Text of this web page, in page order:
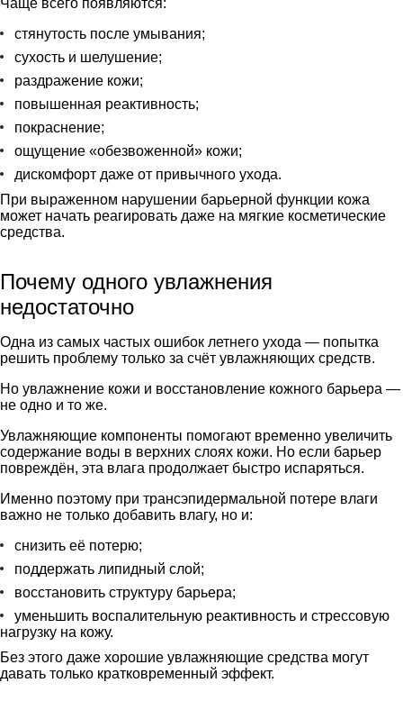
Чаще всего появляются:
стянутость после умывания;
сухость и шелушение;
раздражение кожи;
повышенная реактивность;
покраснение;
ощущение «обезвоженной» кожи;
дискомфорт даже от привычного ухода.
При выраженном нарушении барьерной функции кожа
может начать реагировать даже на мягкие косметические
средства.
Почему одного увлажнения
недостаточно
Одна из самых частых ошибок летнего ухода — попытка
решить проблему только за счёт увлажняющих средств.
Но увлажнение кожи и восстановление кожного барьера —
не одно и то же.
Увлажняющие компоненты помогают временно увеличить
содержание воды в верхних слоях кожи. Но если барьер
повреждён, эта влага продолжает быстро испаряться.
Именно поэтому при трансэпидермальной потере влаги
важно не только добавить влагу, но и:
снизить её потерю;
поддержать липидный слой;
восстановить структуру барьера;
уменьшить воспалительную реактивность и стрессовую
нагрузку на кожу.
Без этого даже хорошие увлажняющие средства могут
давать только кратковременный эффект.